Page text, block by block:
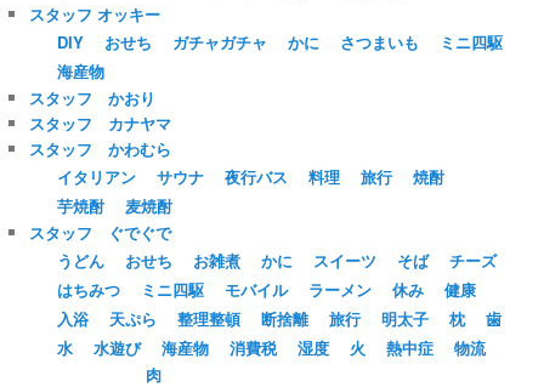
スタッフ オッキー
DIY
おせち ガチャガチャ かに さつまいも
ミニ四駆
海産物
スタッフ かおり
スタッフ カナヤマ
スタッフ かわむら
イタリアン
サウナ 夜行バス 料理 旅行
焼酎
芋焼酎
麦焼酎
スタッフ ぐでぐで
うどん
おせち お雑煮 かに スイーツ そば
チーズ
はちみつ
ミニ四駆 モバイル ラーメン 休み
健康
入浴
天ぷら 整理整頓 断捨離 旅行 明太子 枕
歯
水
水遊び 海産物 消費税 湿度 火 熱中症 物流
肉